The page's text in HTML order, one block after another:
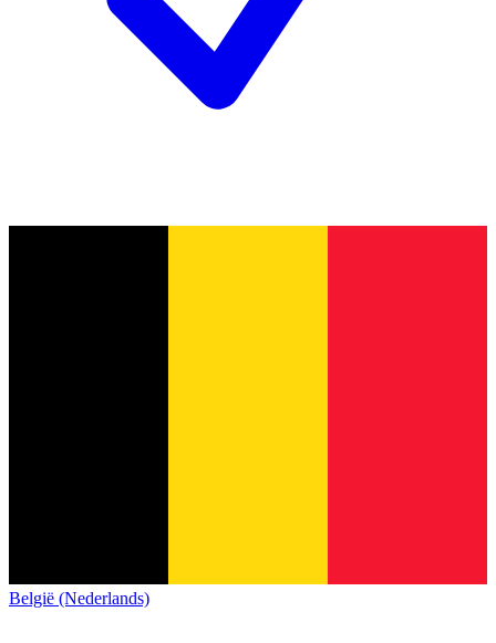
België (Nederlands)